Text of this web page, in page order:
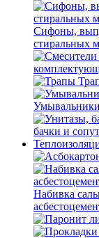
Сифоны,
стиральных
бачки и
Набивка